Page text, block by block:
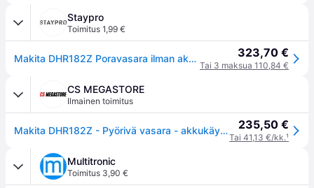
Staypro
Toimitus 1,99 €
Makita DHR182Z Poravasara ilman akkua ja laturia, Koneet 323,70 €
Tai 3 maksua 110,84 €
CS MEGASTORE
Ilmainen toimitus
Makita DHR182Z - Pyörivä vasara - akkukäyttöinen - 3 toimintatilaa - SDS-plus 18 mm - 1,7 Joule - ei akkua - 18 V 235,50 €
Tai 41,13 €/kk.¹
Multitronic
Toimitus 3,90 €